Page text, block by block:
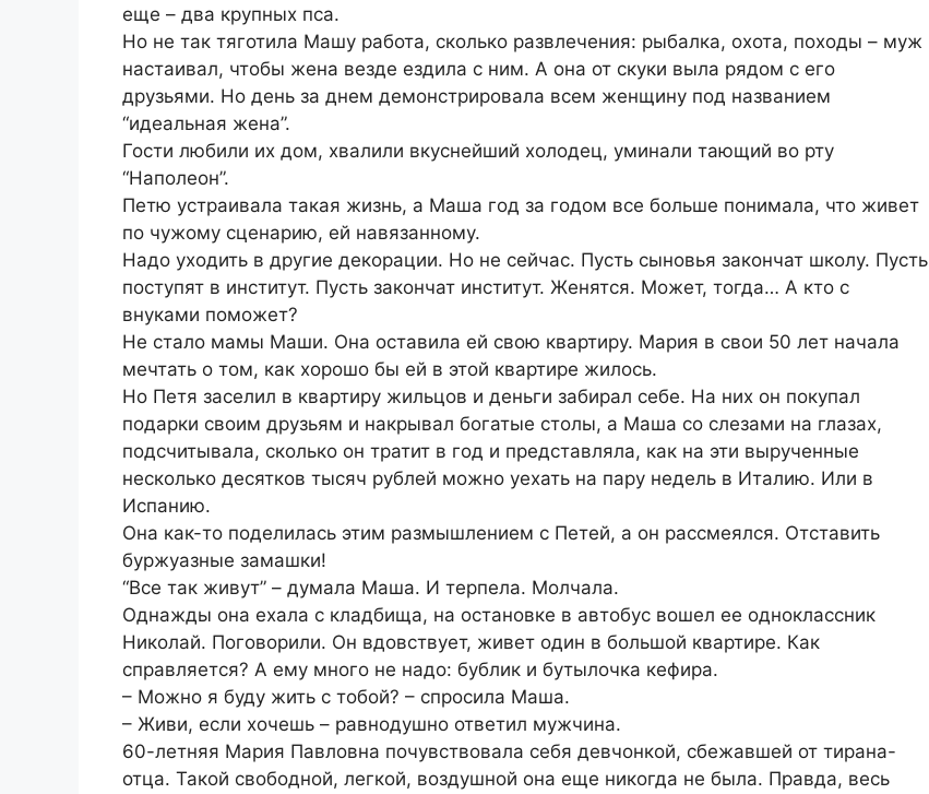
еще – два крупных пса.
Но не так тяготила Машу работа, сколько развлечения: рыбалка, охота, походы – муж
настаивал, чтобы жена везде ездила с ним. А она от скуки выла рядом с его
друзьями. Но день за днем демонстрировала всем женщину под названием
“идеальная жена”.
Гости любили их дом, хвалили вкуснейший холодец, уминали тающий во рту
“Наполеон”.
Петю устраивала такая жизнь, а Маша год за годом все больше понимала, что живет
по чужому сценарию, ей навязанному.
Надо уходить в другие декорации. Но не сейчас. Пусть сыновья закончат школу. Пусть
поступят в институт. Пусть закончат институт. Женятся. Может, тогда… А кто с
внуками поможет?
Не стало мамы Маши. Она оставила ей свою квартиру. Мария в свои 50 лет начала
мечтать о том, как хорошо бы ей в этой квартире жилось.
Но Петя заселил в квартиру жильцов и деньги забирал себе. На них он покупал
подарки своим друзьям и накрывал богатые столы, а Маша со слезами на глазах,
подсчитывала, сколько он тратит в год и представляла, как на эти вырученные
несколько десятков тысяч рублей можно уехать на пару недель в Италию. Или в
Испанию.
Она как-то поделилась этим размышлением с Петей, а он рассмеялся. Отставить
буржуазные замашки!
“Все так живут” – думала Маша. И терпела. Молчала.
Однажды она ехала с кладбища, на остановке в автобус вошел ее одноклассник
Николай. Поговорили. Он вдовствует, живет один в большой квартире. Как
справляется? А ему много не надо: бублик и бутылочка кефира.
– Можно я буду жить с тобой? – спросила Маша.
– Живи, если хочешь – равнодушно ответил мужчина.
60-летняя Мария Павловна почувствовала себя девчонкой, сбежавшей от тирана-
отца. Такой свободной, легкой, воздушной она еще никогда не была. Правда, весь